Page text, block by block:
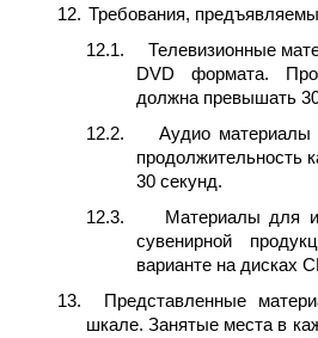
12. Требования,
12.1.
Телевизионные
DVD формата.
должна превышать
12.2.
Аудио материалы
продолжительность
30 секунд.
12.3.
Материалы для
сувенирной
варианте на дисках
13.
Представленные
шкале. Занятые места в